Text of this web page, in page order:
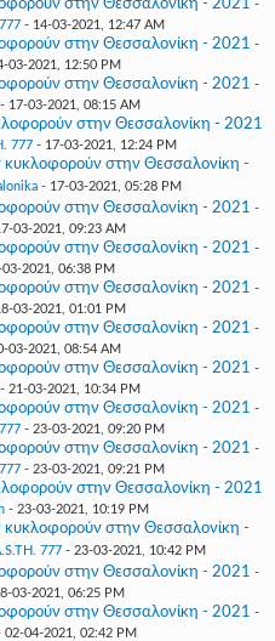
στην Θεσσαλονίκη - 2021 -
- 14-03-2021, 12:47 AM
στην Θεσσαλονίκη - 2021 -
03-2021, 12:50 PM
στην Θεσσαλονίκη - 2021 -
- 17-03-2021, 08:15 AM
στην Θεσσαλονίκη - 2021
777- 17-03-2021, 12:24 PM
κυκλοφορούν στην Θεσσαλονίκη -
- 17-03-2021, 05:28 PM
στην Θεσσαλονίκη - 2021 -
03-2021, 09:23 AM
στην Θεσσαλονίκη - 2021 -
2021, 06:38 PM
στην Θεσσαλονίκη - 2021 -
03-2021, 01:01 PM
στην Θεσσαλονίκη - 2021 -
03-2021, 08:54 AM
στην Θεσσαλονίκη - 2021 -
- 21-03-2021, 10:34 PM
στην Θεσσαλονίκη - 2021 -
- 23-03-2021, 09:20 PM
στην Θεσσαλονίκη - 2021 -
- 23-03-2021, 09:21 PM
στην Θεσσαλονίκη - 2021
- 23-03-2021, 10:19 PM
κυκλοφορούν στην Θεσσαλονίκη -
777- 23-03-2021, 10:42 PM
στην Θεσσαλονίκη - 2021 -
03-2021, 06:25 PM
στην Θεσσαλονίκη - 2021 -
04-2021, 02:42 PM